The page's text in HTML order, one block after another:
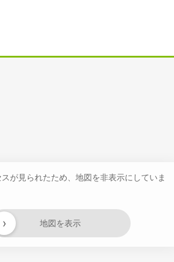
が見られたため、地図を非表示にしていま
地図を表示
›